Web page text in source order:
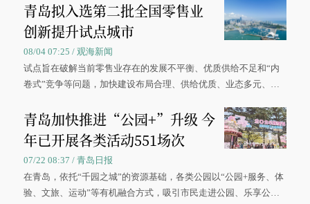
青岛拟入选第二批全国零售业
创新提升试点城市
08/04 07:25 / 观海新闻
试点旨在破解当前零售业存在的发展不平衡、优质供给不足和“内
卷式”竞争等问题，加快建设布局合理、供给优质、业态多元、智
青岛加快推进“公园+”升级 今
年已开展各类活动551场次
07/22 08:37 / 青岛日报
在青岛，依托“千园之城”的资源基础，各类公园以“公园+服务、体
验、文旅、运动”等有机融合方式，吸引市民走进公园、乐享公